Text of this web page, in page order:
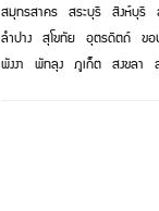
สมุทรสาคร สระบุรี สิงห์บุรี
ลำปาง สุโขทัย อุตรดิตถ์ ข
พังงา พัทลุง ภูเก็ต สงขลา